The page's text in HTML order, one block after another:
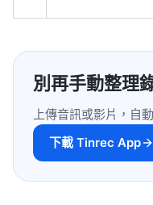
別再手動整理
上傳音訊或影片，自
下載 Tinrec App